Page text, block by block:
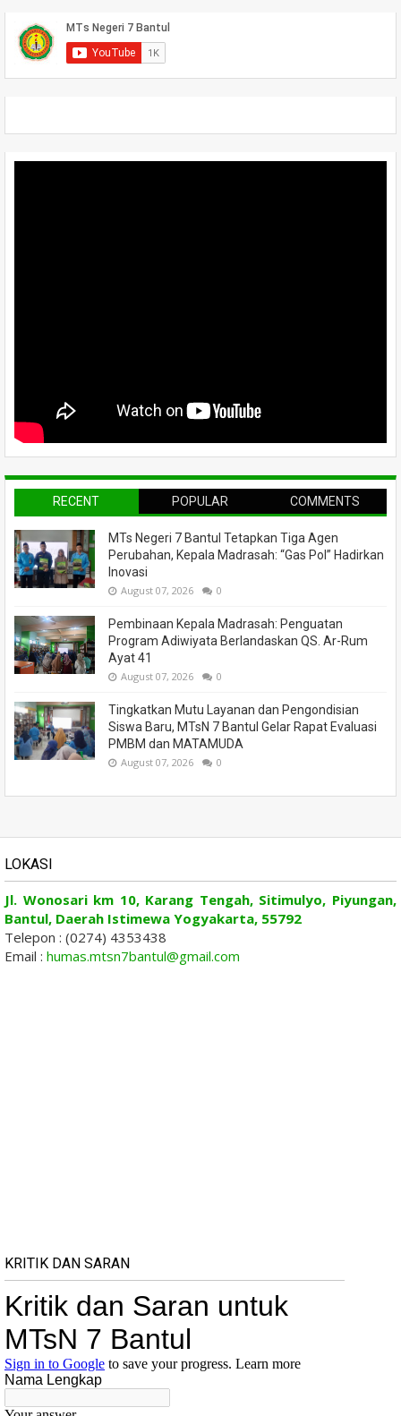
RECENT POPULAR COMMENTS
MTs Negeri 7 Bantul Tetapkan Tiga Agen
Perubahan, Kepala Madrasah: “Gas Pol” Hadirkan
Inovasi
August 07, 2026 0
Pembinaan Kepala Madrasah: Penguatan
Program Adiwiyata Berlandaskan QS. Ar-Rum
Ayat 41
August 07, 2026 0
Tingkatkan Mutu Layanan dan Pengondisian
Siswa Baru, MTsN 7 Bantul Gelar Rapat Evaluasi
PMBM dan MATAMUDA
August 07, 2026 0
LOKASI
Jl. Wonosari km 10, Karang Tengah, Sitimulyo, Piyungan,
Bantul, Daerah Istimewa Yogyakarta, 55792
Telepon : (0274) 4353438
Email : humas.mtsn7bantul@gmail.com
KRITIK DAN SARAN